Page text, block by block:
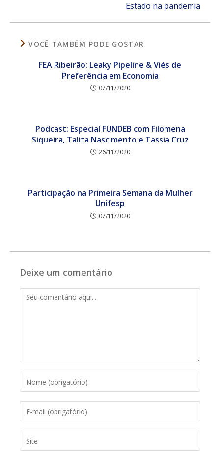
Estado na pandemia
VOCÊ TAMBÉM PODE GOSTAR
FEA Ribeirão: Leaky Pipeline & Viés de
Preferência em Economia
07/11/2020
Podcast: Especial FUNDEB com Filomena
Siqueira, Talita Nascimento e Tassia Cruz
26/11/2020
Participação na Primeira Semana da Mulher
Unifesp
07/11/2020
Deixe um comentário
Comentário
seu
ou
nome
usuário
para
seu
de
e-